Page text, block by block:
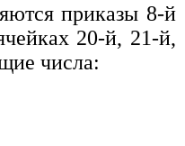
приказы 8-й
20-й, 21-й,
числа: